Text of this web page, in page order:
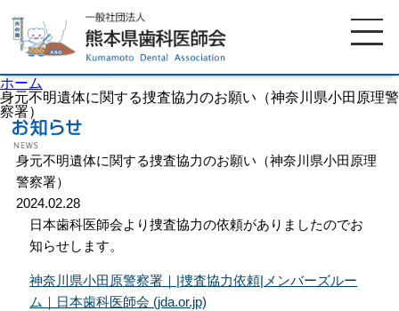
ホーム
身元不明遺体に関する捜査協力のお願い（神奈川県小田原理警
察署）
身元不明遺体に関する捜査協力のお願い（神奈川県小田原理
警察署）
2024.02.28
日本歯科医師会より捜査協力の依頼がありましたのでお
知らせします。
神奈川県小田原警察署｜|捜査協力依頼|メンバーズルー
ム｜日本歯科医師会 (jda.or.jp)
ホーム 歯科医師会について
歯科医院検索
イベント案内
お知らせ